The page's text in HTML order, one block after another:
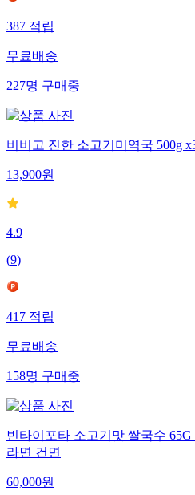
387적립
무료배송
227명구매중
비비고 진한 소고기미역국 500g
13,900원
4.9
(9)
417적립
무료배송
158명구매중
빈타이포타 소고기맛 쌀국수
라면 건면
60,000원